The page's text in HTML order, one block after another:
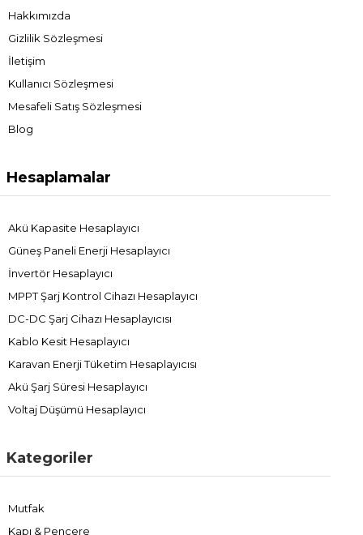
Hakkımızda
Gizlilik Sözleşmesi
İletişim
Kullanıcı Sözleşmesi
Mesafeli Satış Sözleşmesi
Blog
Hesaplamalar
Akü Kapasite Hesaplayıcı
Güneş Paneli Enerji Hesaplayıcı
İnvertör Hesaplayıcı
MPPT Şarj Kontrol Cihazı Hesaplayıcı
DC-DC Şarj Cihazı Hesaplayıcısı
Kablo Kesit Hesaplayıcı
Karavan Enerji Tüketim Hesaplayıcısı
Akü Şarj Süresi Hesaplayıcı
Voltaj Düşümü Hesaplayıcı
Kategoriler
Mutfak
Kapı & Pencere